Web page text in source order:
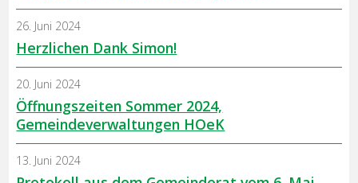
Herzlichen Dank Simon!
26. Juni 2024
Öffnungszeiten Sommer 2024,
Gemeindeverwaltungen HOeK
20. Juni 2024
13. Juni 2024